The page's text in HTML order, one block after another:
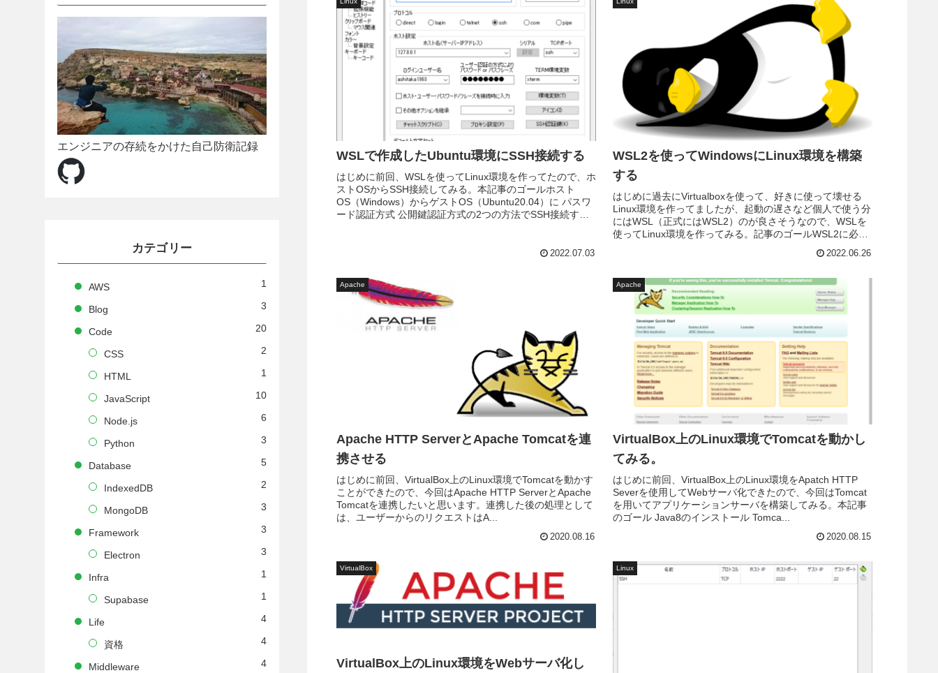
WSLで作成したUbuntu環境にSSH接続する
はじめに前回、WSLを使ってLinux環境を作ってたので、ホ
ストOSからSSH接続してみる。本記事のゴールホスト
OS（Windows）からゲストOS（Ubuntu20.04）に パスワ
ード認証方式 公開鍵認証方式の2つの方法でSSH接続す
2022.07.03
WSL2を使ってWindowsにLinux環境を構築
する
はじめに過去にVirtualboxを使って、好きに使って壊せる
Linux環境を作ってましたが、起動の遅さなど個人で使う分
にはWSL（正式にはWSL2）のが良さそうなので、WSLを
使ってLinux環境を作ってみる。記事のゴールWSL2に必要
2022.06.26
Apache
Apache HTTP ServerとApache Tomcatを連
携させる
はじめに前回、VirtualBox上のLinux環境でTomcatを動かす
ことができたので、今回はApache HTTP ServerとApache
Tomcatを連携したいと思います。連携した後の処理として
は、ユーザーからのリクエストはA...
2020.08.16
Apache
VirtualBox上のLinux環境でTomcatを動かし
てみる。
はじめに前回、VirtualBox上のLinux環境をApatch HTTP
Severを使用してWebサーバ化できたので、今回はTomcat
を用いてアプリケーションサーバを構築してみる。本記事
のゴール Java8のインストール Tomca...
2020.08.15
VirtualBox
VirtualBox上のLinux環境をWebサーバ化し
Linux
エンジニアの存続をかけた自己防衛記録
カテゴリー
AWS 1
Blog 3
Code 20
CSS 2
HTML 1
JavaScript 10
Node.js 6
Python 3
Database 5
IndexedDB 2
MongoDB 3
Framework 3
Electron 3
Infra 1
Supabase 1
Life 4
資格 4
Middleware 4